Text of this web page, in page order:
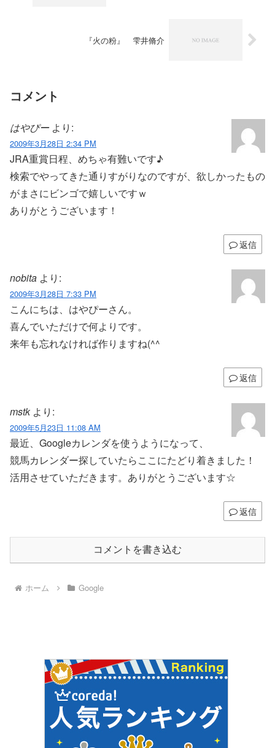
『火の粉』 雫井脩介
コメント
はやぴー より:
2009年3月28日 2:34 PM
JRA重賞日程、めちゃ有難いです♪
検索でやってきた通りすがりなのですが、欲しかったもの
がまさにビンゴで嬉しいですｗ
ありがとうございます！
返信
nobita より:
2009年3月28日 7:33 PM
こんにちは、はやぴーさん。
喜んでいただけで何よりです。
来年も忘れなければ作りますね(^^ゞ
返信
mstk より:
2009年5月23日 11:08 AM
最近、Googleカレンダを使うようになって、
競馬カレンダー探していたらここにたどり着きました！
活用させていただきます。ありがとうございます☆
返信
コメントを書き込む
ホーム Google